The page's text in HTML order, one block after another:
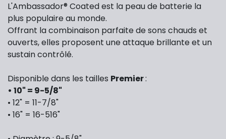
L'Ambassador® Coated est la peau de batterie la
plus populaire au monde.
Offrant la combinaison parfaite de sons chauds et
ouverts, elles proposent une attaque brillante et un
sustain contrôlé.
Disponible dans les tailles Premier:
• 10" = 9-5/8"
• 12" = 11-7/8"
• 16" = 16-516"